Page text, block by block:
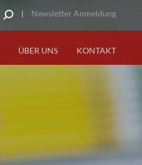
Newsletter Anmeldung
ÜBER UNS KONTAKT